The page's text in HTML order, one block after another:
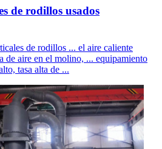
de rodillos usados
de rodillos ... el aire caliente
de aire en el molino, ... equipamiento
tasa alta de ...